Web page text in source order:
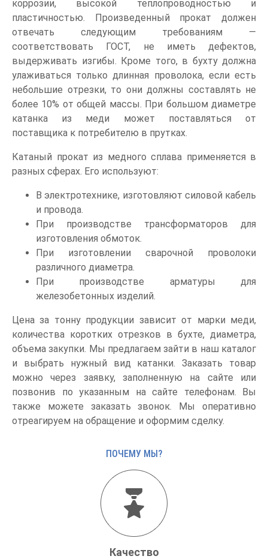
коррозии, высокой теплопроводностью и
пластичностью. Произведенный прокат должен
отвечать следующим требованиям —
соответствовать ГОСТ, не иметь дефектов,
выдерживать изгибы. Кроме того, в бухту должна
улаживаться только длинная проволока, если есть
небольшие отрезки, то они должны составлять не
более 10% от общей массы. При большом диаметре
катанка из меди может поставляться от
поставщика к потребителю в прутках.
Катаный прокат из медного сплава применяется в
разных сферах. Его используют:
В электротехнике, изготовляют силовой кабель
и провода.
При производстве трансформаторов для
изготовления обмоток.
При изготовлении сварочной проволоки
различного диаметра.
При производстве арматуры для
железобетонных изделий.
Цена за тонну продукции зависит от марки меди,
количества коротких отрезков в бухте, диаметра,
объема закупки. Мы предлагаем зайти в наш каталог
и выбрать нужный вид катанки. Заказать товар
можно через заявку, заполненную на сайте или
позвонив по указанным на сайте телефонам. Вы
также можете заказать звонок. Мы оперативно
отреагируем на обращение и оформим сделку.
ПОЧЕМУ МЫ?
Качество